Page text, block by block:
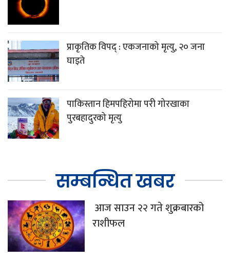
प्राकृतिक विपद् : एकजनाको मृत्यु, २० जना
घाइते
पाकिस्तान हिमपहिरोमा परी गोरखाका
पुरबहादुरको मृत्यु
सम्बन्धित खबर
आज साउन २२ गते शुक्रबारको
राशीफल